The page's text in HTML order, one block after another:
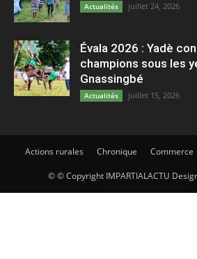
Actualités juillet 24, 2026
Évala 2026 : Yadè
champions sous les
Gnassingbé
Actualités juillet 15, 2026
Actions rurales Chronique Commerce
© © Copyright IMPARTIALACTU